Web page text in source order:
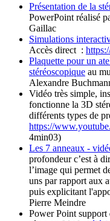
Présentation de la
PowerPoint réalisé
Gaillac
Simulations
Accès direct :
Plaquette pour un
stéréoscopique au
Alexandre
Vidéo très simple,
fonctionne la 3D
différents types de
https://
4min03)
Les 7 anneaux -
profondeur c’est à
l’image qui permet
uns par rapport aux
puis explicitant
Pierre Meindre
Power Point support